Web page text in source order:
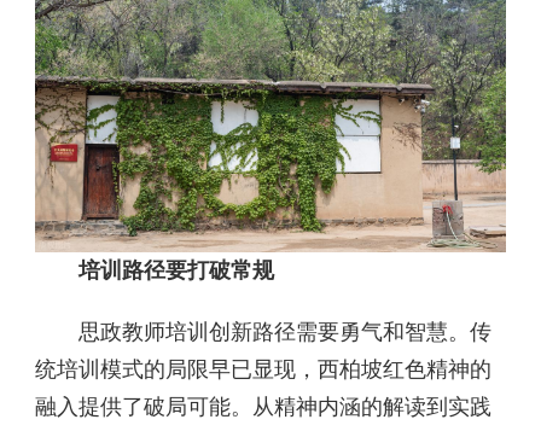
培训路径要打破常规
思政教师培训创新路径需要勇气和智慧。传
统培训模式的局限早已显现，西柏坡红色精神的
融入提供了破局可能。从精神内涵的解读到实践